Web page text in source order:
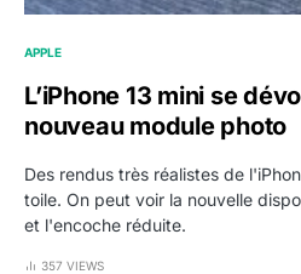
APPLE
L’iPhone 13 mini se
nouveau module photo
Des rendus très réalistes de
toile. On peut voir la nouvelle
et l'encoche réduite.
357 VIEWS